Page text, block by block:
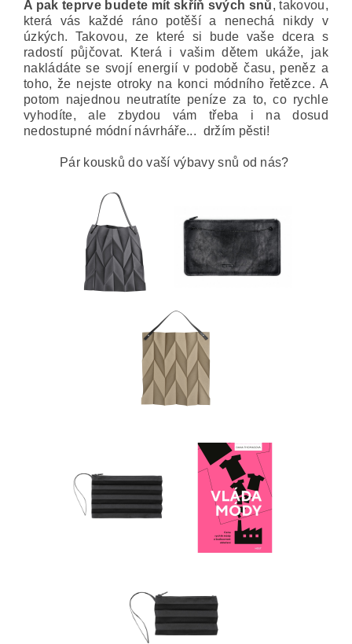
A pak teprve budete mít skříň svých snů, takovou,
která vás každé ráno potěší a nenechá nikdy v
úzkých. Takovou, ze které si bude vaše dcera s
radostí půjčovat. Která i vašim dětem ukáže, jak
nakládáte se svojí energií v podobě času, peněz a
toho, že nejste otroky na konci módního řetězce. A
potom najednou neutratíte peníze za to, co rychle
vyhodíte, ale zbydou vám třeba i na dosud
nedostupné módní návrháře... držím pěsti!
Pár kousků do vaší výbavy snů od nás?